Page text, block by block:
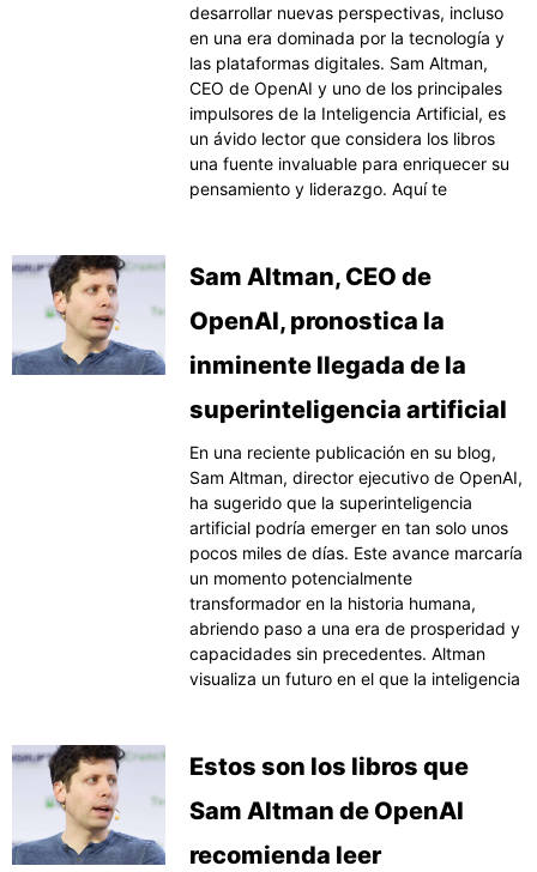
desarrollar nuevas perspectivas, incluso
en una era dominada por la tecnología y
las plataformas digitales. Sam Altman,
CEO de OpenAI y uno de los principales
impulsores de la Inteligencia Artificial, es
un ávido lector que considera los libros
una fuente invaluable para enriquecer su
pensamiento y liderazgo. Aquí te
Sam Altman, CEO de
OpenAI, pronostica la
inminente llegada de la
superinteligencia artificial
En una reciente publicación en su blog,
Sam Altman, director ejecutivo de OpenAI,
ha sugerido que la superinteligencia
artificial podría emerger en tan solo unos
pocos miles de días. Este avance marcaría
un momento potencialmente
transformador en la historia humana,
abriendo paso a una era de prosperidad y
capacidades sin precedentes. Altman
visualiza un futuro en el que la inteligencia
Estos son los libros que
Sam Altman de OpenAI
recomienda leer